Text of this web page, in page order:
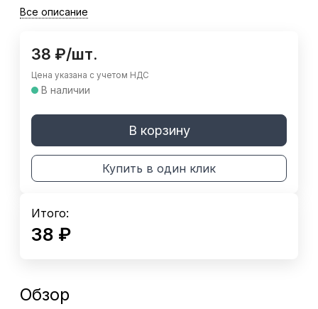
Все описание
38 ₽/шт.
Цена указана с учетом НДС
В наличии
В корзину
Купить в один клик
Итого:
38 ₽
Обзор